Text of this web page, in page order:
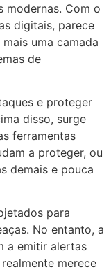
modernas. Com o
digitais, parece
uma camada
de
e proteger
disso, surge
ferramentas
a proteger, ou
demais e pouca
para
No entanto, a
a emitir alertas
merece